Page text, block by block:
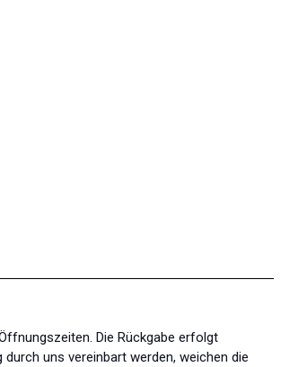
Die Rückgabe erfolgt
uns vereinbart werden, weichen die